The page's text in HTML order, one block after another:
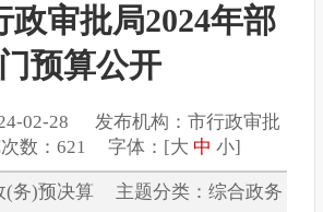
政审批局2024年部
门预算公开
02-28 发布机构：市行政审批
数：621 字体：[大 中 小]
(务)预决算 主题分类：综合政务